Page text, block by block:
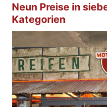
Neun Preise in
Kategorien